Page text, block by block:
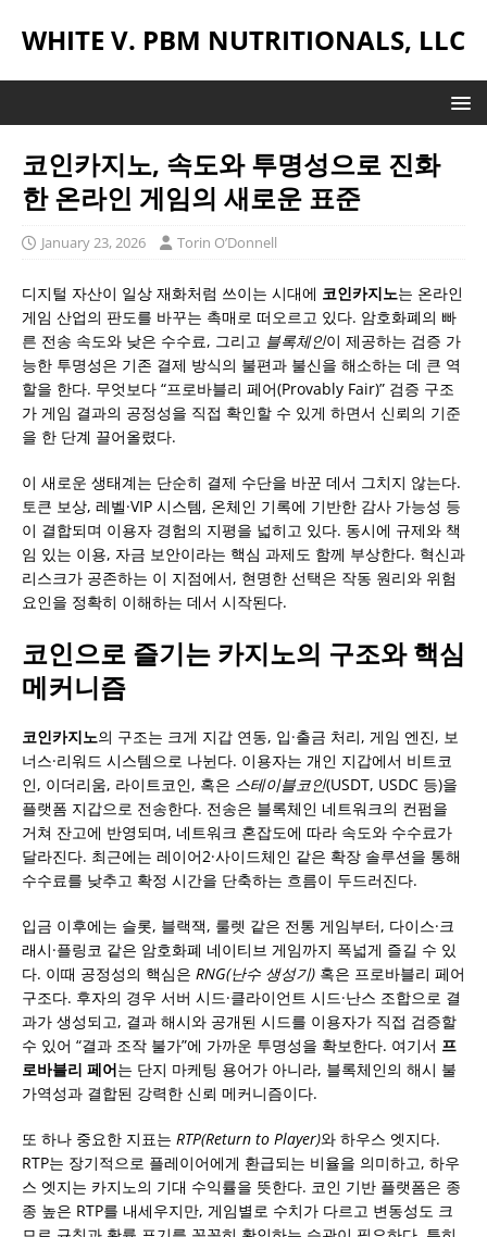
WHITE V. PBM NUTRITIONALS, LLC
코인카지노, 속도와 투명성으로 진화
한 온라인 게임의 새로운 표준
January 23, 2026 Torin O’Donnell
디지털 자산이 일상 재화처럼 쓰이는 시대에 코인카지노는 온라인
게임 산업의 판도를 바꾸는 촉매로 떠오르고 있다. 암호화폐의 빠
른 전송 속도와 낮은 수수료, 그리고 블록체인이 제공하는 검증 가
능한 투명성은 기존 결제 방식의 불편과 불신을 해소하는 데 큰 역
할을 한다. 무엇보다 “프로바블리 페어(Provably Fair)” 검증 구조
가 게임 결과의 공정성을 직접 확인할 수 있게 하면서 신뢰의 기준
을 한 단계 끌어올렸다.
이 새로운 생태계는 단순히 결제 수단을 바꾼 데서 그치지 않는다.
토큰 보상, 레벨·VIP 시스템, 온체인 기록에 기반한 감사 가능성 등
이 결합되며 이용자 경험의 지평을 넓히고 있다. 동시에 규제와 책
임 있는 이용, 자금 보안이라는 핵심 과제도 함께 부상한다. 혁신과
리스크가 공존하는 이 지점에서, 현명한 선택은 작동 원리와 위험
요인을 정확히 이해하는 데서 시작된다.
코인으로 즐기는 카지노의 구조와 핵심
메커니즘
코인카지노의 구조는 크게 지갑 연동, 입·출금 처리, 게임 엔진, 보
너스·리워드 시스템으로 나뉜다. 이용자는 개인 지갑에서 비트코
인, 이더리움, 라이트코인, 혹은 스테이블코인(USDT, USDC 등)을
플랫폼 지갑으로 전송한다. 전송은 블록체인 네트워크의 컨펌을
거쳐 잔고에 반영되며, 네트워크 혼잡도에 따라 속도와 수수료가
달라진다. 최근에는 레이어2·사이드체인 같은 확장 솔루션을 통해
수수료를 낮추고 확정 시간을 단축하는 흐름이 두드러진다.
입금 이후에는 슬롯, 블랙잭, 룰렛 같은 전통 게임부터, 다이스·크
래시·플링코 같은 암호화폐 네이티브 게임까지 폭넓게 즐길 수 있
다. 이때 공정성의 핵심은 RNG(난수 생성기) 혹은 프로바블리 페어
구조다. 후자의 경우 서버 시드·클라이언트 시드·난스 조합으로 결
과가 생성되고, 결과 해시와 공개된 시드를 이용자가 직접 검증할
수 있어 “결과 조작 불가”에 가까운 투명성을 확보한다. 여기서 프
로바블리 페어는 단지 마케팅 용어가 아니라, 블록체인의 해시 불
가역성과 결합된 강력한 신뢰 메커니즘이다.
또 하나 중요한 지표는 RTP(Return to Player)와 하우스 엣지다.
RTP는 장기적으로 플레이어에게 환급되는 비율을 의미하고, 하우
스 엣지는 카지노의 기대 수익률을 뜻한다. 코인 기반 플랫폼은 종
종 높은 RTP를 내세우지만, 게임별로 수치가 다르고 변동성도 크